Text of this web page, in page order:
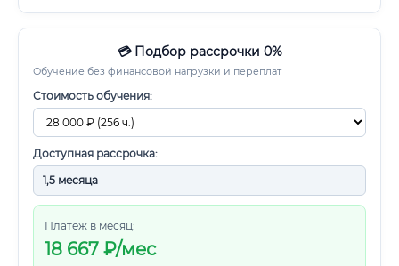
💳 Подбор рассрочки 0%
Обучение без финансовой нагрузки и переплат
Стоимость обучения:
Доступная рассрочка:
Платеж в месяц:
18 667 ₽/мес